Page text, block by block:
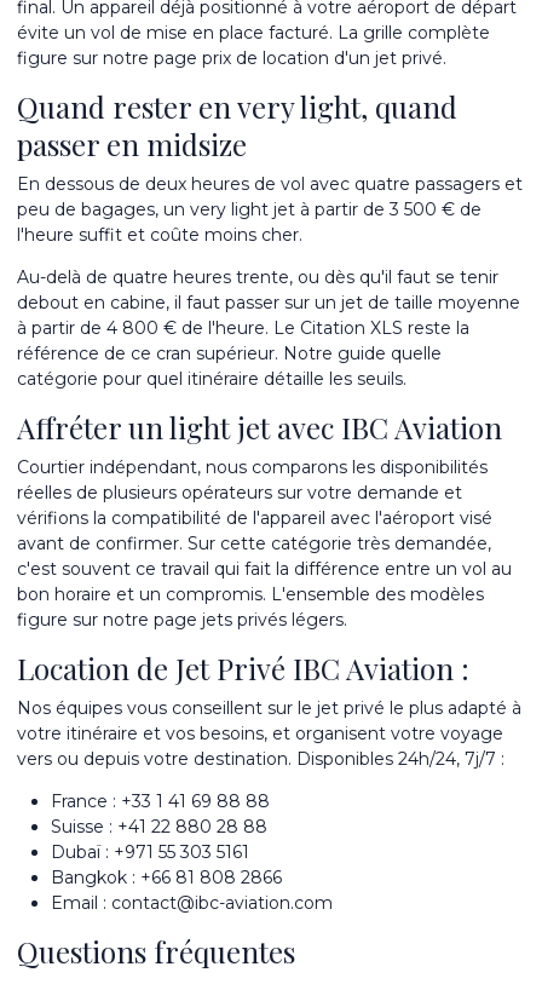
final. Un appareil déjà positionné à votre aéroport de départ
évite un vol de mise en place facturé. La grille complète
figure sur notre page prix de location d'un jet privé.
Quand rester en very light, quand
passer en midsize
En dessous de deux heures de vol avec quatre passagers et
peu de bagages, un very light jet à partir de 3 500 € de
l'heure suffit et coûte moins cher.
Au-delà de quatre heures trente, ou dès qu'il faut se tenir
debout en cabine, il faut passer sur un jet de taille moyenne
à partir de 4 800 € de l'heure. Le Citation XLS reste la
référence de ce cran supérieur. Notre guide quelle
catégorie pour quel itinéraire détaille les seuils.
Affréter un light jet avec IBC Aviation
Courtier indépendant, nous comparons les disponibilités
réelles de plusieurs opérateurs sur votre demande et
vérifions la compatibilité de l'appareil avec l'aéroport visé
avant de confirmer. Sur cette catégorie très demandée,
c'est souvent ce travail qui fait la différence entre un vol au
bon horaire et un compromis. L'ensemble des modèles
figure sur notre page jets privés légers.
Location de Jet Privé IBC Aviation :
Nos équipes vous conseillent sur le jet privé le plus adapté à
votre itinéraire et vos besoins, et organisent votre voyage
vers ou depuis votre destination. Disponibles 24h/24, 7j/7 :
France : +33 1 41 69 88 88
Suisse : +41 22 880 28 88
Dubaï : +971 55 303 5161
Bangkok : +66 81 808 2866
Email : contact@ibc-aviation.com
Questions fréquentes